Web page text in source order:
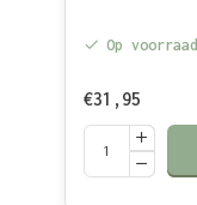
Op voorraad
€31,95